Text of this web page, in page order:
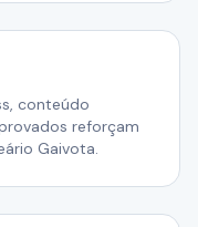
conteúdo
reforçam
Gaivota.